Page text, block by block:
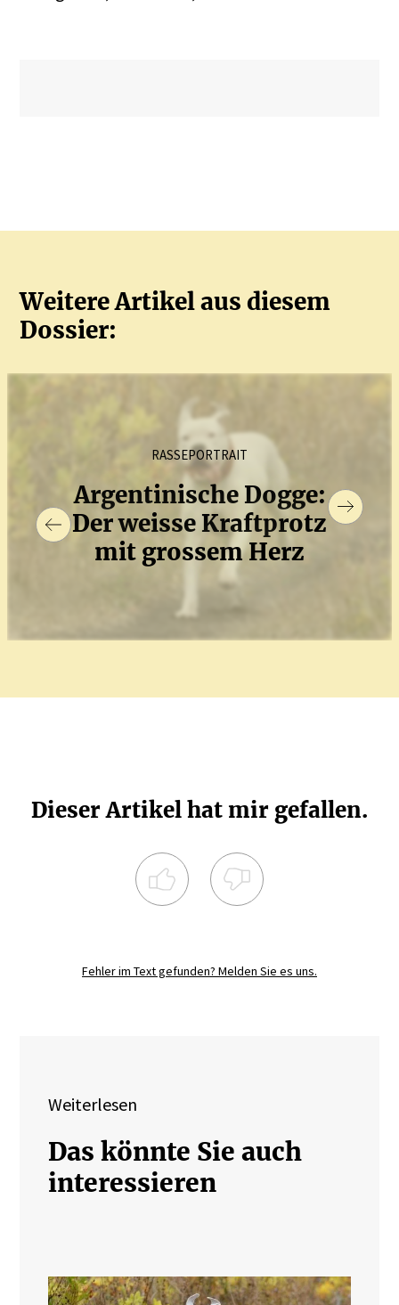
Weitere Artikel aus diesem
Dossier:
RASSEPORTRAIT
Argen­ti­nische Dogge:
Der weisse Kraft­protz
mit grossem Herz
Dieser Artikel hat mir gefallen.
Fehler im Text gefunden? Melden Sie es uns.
Weiterlesen
Das könnte Sie auch
interessieren